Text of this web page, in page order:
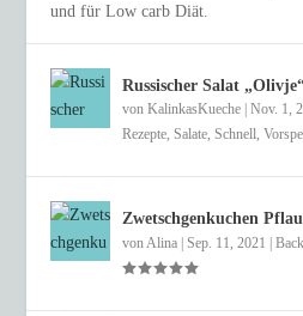
und für Low carb Diät.
Russischer Salat
vonKalinkasKueche |Nov. 1,
Rezepte ,Salate ,Schnell ,
Zwetschgenkuchen
von Alina |Sep. 11, 2021 |